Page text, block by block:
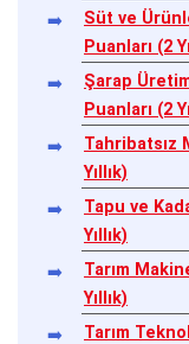
Süt ve
Puanları (2
Şarap
Puanları (2
Tahribatsız
Yıllık)
Tapu ve
Yıllık)
Tarım
Yıllık)
Tarım